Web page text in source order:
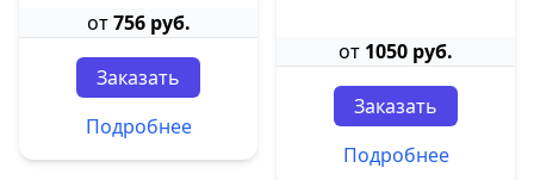
от756 руб.
Заказать
Подробнее
от 1050 руб.
Заказать
Подробнее